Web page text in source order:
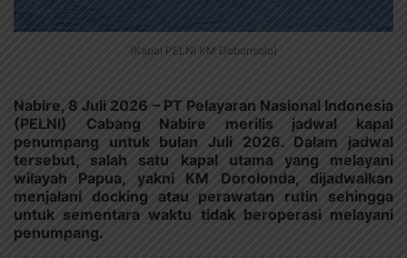
(Kapal PELNI KM Dobonsolo)
Nabire, 8 Juli 2026 – PT Pelayaran Nasional Indonesia
(PELNI) Cabang Nabire merilis jadwal kapal
penumpang untuk bulan Juli 2026. Dalam jadwal
tersebut, salah satu kapal utama yang melayani
wilayah Papua, yakni KM Dorolonda, dijadwalkan
menjalani docking atau perawatan rutin sehingga
untuk sementara waktu tidak beroperasi melayani
penumpang.